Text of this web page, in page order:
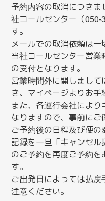
予約内容の取消につき
社コールセンター（
す。
メールでの取消依頼は一
当社コールセンター営
の受付となります。
営業時間外に関しまし
き、マイページよりお手
また、各運行会社によ
なりますので、事前にご
ご予約後の日程及び便
記録を一旦「キャンセ
のご予約を再度ご予約
す。
ご出発日によっては払
注意ください。